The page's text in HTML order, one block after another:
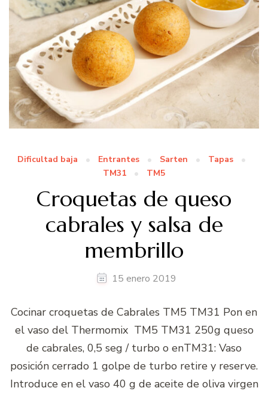
Dificultad baja Entrantes Sarten
Tapas
TM31
TM5
Croquetas de queso
cabrales y salsa de
membrillo
15 enero 2019
Cocinar croquetas de Cabrales TM5 TM31 Pon en
el vaso del Thermomix TM5 TM31 250g queso
de cabrales, 0,5 seg / turbo o enTM31: Vaso
posición cerrado 1 golpe de turbo retire y reserve.
Introduce en el vaso 40 g de aceite de oliva virgen